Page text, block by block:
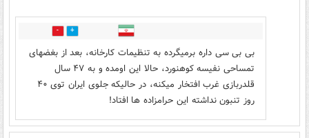
0
بی بی سی داره برمیگرده به تنظیمات کارخانه، بعد از بغضهای
تمساحی نفیسه کوهنورد، حالا این اومده و به ۴۷ سال
قلدربازی غرب افتخار میکنه، در حالیکه جلوی ایران توی ۴۰
روز تنبون نداشته این حرامزاده ها افتاد!